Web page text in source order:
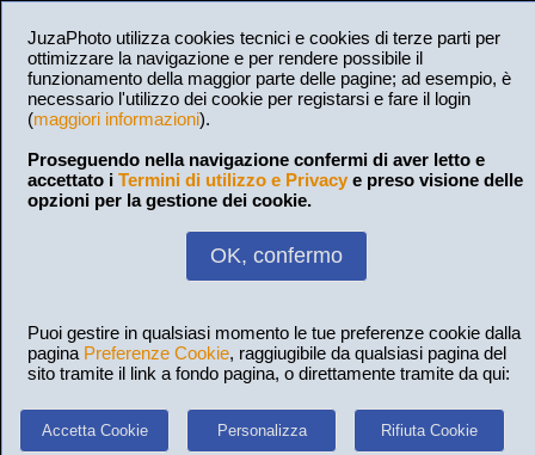
JuzaPhoto utilizza cookies tecnici e cookies di terze parti per
ottimizzare la navigazione e per rendere possibile il
funzionamento della maggior parte delle pagine; ad esempio, è
necessario l'utilizzo dei cookie per registarsi e fare il login
(maggiori informazioni).
Proseguendo nella navigazione confermi di aver letto e
accettato i Termini di utilizzo e Privacy e preso visione delle
opzioni per la gestione dei cookie.
OK, confermo
Puoi gestire in qualsiasi momento le tue preferenze cookie dalla
pagina Preferenze Cookie, raggiugibile da qualsiasi pagina del
sito tramite il link a fondo pagina, o direttamente tramite da qui:
Accetta Cookie Personalizza Rifiuta Cookie